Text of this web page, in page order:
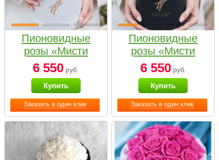
Заказать в один клик
Пионовидные
розы «Мисти
бабблс» в белой
коробке Small
6 550 руб.
Купить
Заказать в один клик
Пионовидные
розы «Мисти
бабблс» в
черной коробке
Small
6 550руб.
Купить